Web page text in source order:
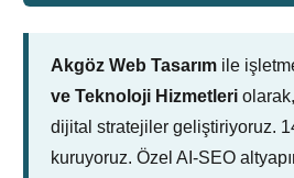
Akgöz Web Tasarım ile
ve Teknoloji Hizmetleri
dijital stratejiler geliştiriyoruz.
kuruyoruz. Özel AI-SEO